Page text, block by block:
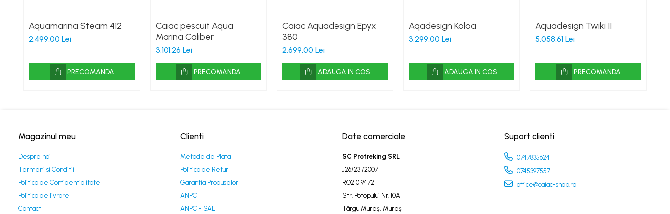
Aquamarina Steam 412
2.499,00 Lei
PRECOMANDA
Caiac pescuit Aqua
Marina Caliber
3.101,26 Lei
PRECOMANDA
Caiac Aquadesign Epyx
380
2.699,00 Lei
ADAUGA IN COS
Aqadesign Koloa
3.299,00 Lei
ADAUGA IN COS
Aquadesign Twiki II
5.058,61 Lei
PRECOMANDA
Magazinul meu
Despre noi
Termeni si Conditii
Politica de Confidentialitate
Politica de livrare
Contact
Clienti
Metode de Plata
Politica de Retur
Garantia Produselor
ANPC
ANPC - SAL
Date comerciale
SC Protreking SRL
J26/231/2007
RO21019472
Str. Potopului Nr. 10A
Târgu Mureș, Mureș
Suport clienti
0747835624
0745397557
office@caiac-shop.ro